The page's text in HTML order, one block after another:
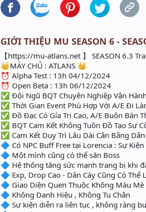
GIỚI THIỆU MU SEASON 6 -
【https://mu-atlans.net 】 SEASON 6.3
👑MÁY CHỦ : ATLANS 👑
⏰ Alpha Test : 13h 04/12/2024
⏰ Open Beta : 13h 06/12/2024
✅ Đội Ngũ BQT Chuyên Nghiệp Vận
✅ Thời Gian Event Phù Hợp Với A/E Đi
✅ Đồ Đạc Có Gía Trị Cao, A/E Buôn Bán
✅ BQT Cam Kết Không Tuồn Đồ Tạo Sự
✅ Cam Kết Duy Trì Lâu Dài Cân Bằng
🔷 Có NPC Buff Free tại Lorencia : Sự
🔷 Một mình cũng có thể săn Boss
🔷 Hệ thống tăng sức mạnh trang bị khi
🔷 Exp, Drop Cao - Dân Cày Cũng Có Thể
🔷 Giao Diện Quen Thuộc Không Màu Mè
🔷 Không Danh Hiệu , Không Tu Chân
🔷 Sự kiện diễn ra liên tục , không ràng